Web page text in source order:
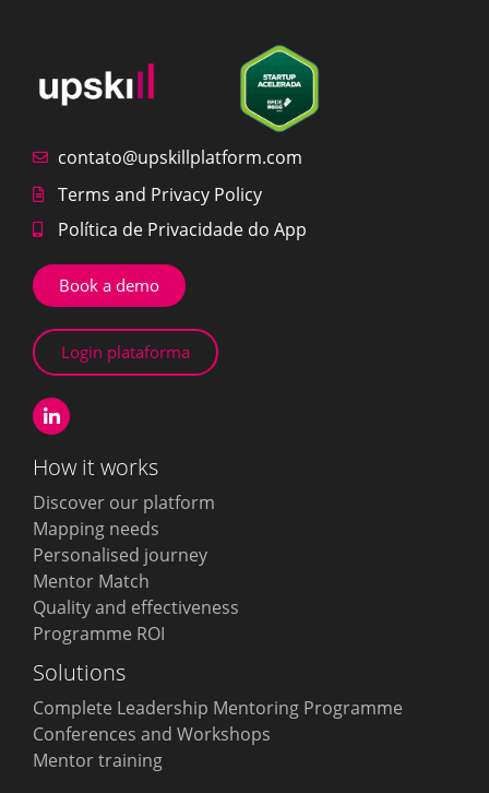
contato@upskillplatform.com
Terms and Privacy Policy
Política de Privacidade do App
Book a demo
Login plataforma
How it works
Discover our platform
Mapping needs
Personalised journey
Mentor Match
Quality and effectiveness
Programme ROI
Solutions
Complete Leadership Mentoring Programme
Conferences and Workshops
Mentor training